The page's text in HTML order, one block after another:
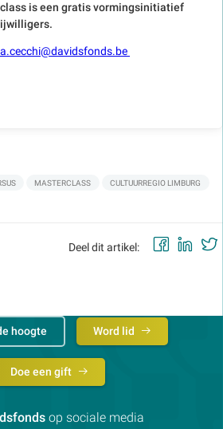
is een gratis vormingsinitiatief
MASTERCLASS CULTUURREGIO LIMBURG
Deel dit artikel:
hoogte Word lid
Doe een gift
op sociale media